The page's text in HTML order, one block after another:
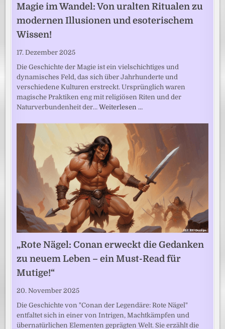
Magie im Wandel: Von uralten Ritualen zu
modernen Illusionen und esoterischem
Wissen!
17. Dezember 2025
Die Geschichte der Magie ist ein vielschichtiges und
dynamisches Feld, das sich über Jahrhunderte und
verschiedene Kulturen erstreckt. Ursprünglich waren
magische Praktiken eng mit religiösen Riten und der
Naturverbundenheit der…Weiterlesen …
„Rote Nägel: Conan erweckt die Gedanken
zu neuem Leben – ein Must-Read für
Mutige!“
20. November 2025
Die Geschichte von "Conan der Legendäre: Rote Nägel"
entfaltet sich in einer von Intrigen, Machtkämpfen und
übernatürlichen Elementen geprägten Welt. Sie erzählt die